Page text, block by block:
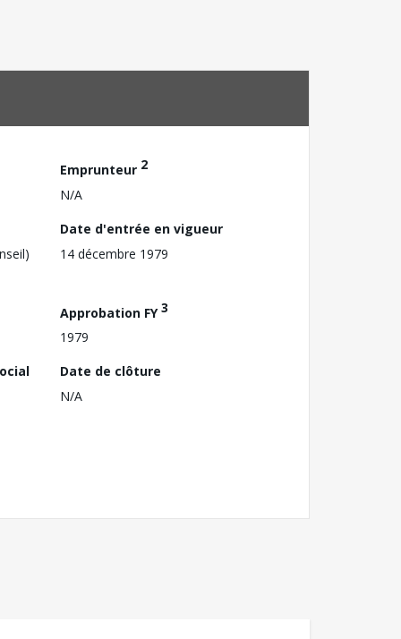
Emprunteur 2
N/A
Date d'entrée en vigueur
14 décembre 1979
Approbation FY3
1979
Date de clôture
N/A